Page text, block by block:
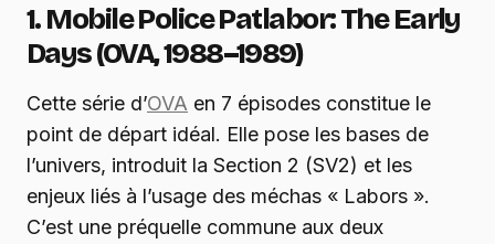
1. Mobile Police Patlabor: The Early
Days (OVA, 1988–1989)
Cette série d’OVA en 7 épisodes constitue le
point de départ idéal. Elle pose les bases de
l’univers, introduit la Section 2 (SV2) et les
enjeux liés à l’usage des méchas « Labors ».
C’est une préquelle commune aux deux